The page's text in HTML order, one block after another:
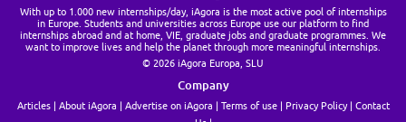
With up to 1.000 new internships/day, iAgora is the most active pool of internships
in Europe. Students and universities across Europe use our platform to find
internships abroad and at home, VIE, graduate jobs and graduate programmes. We
want to improve lives and help the planet through more meaningful internships.
© 2026 iAgora Europa, SLU
Company
Articles About iAgora Advertise on iAgora Terms of use Privacy Policy
Contact